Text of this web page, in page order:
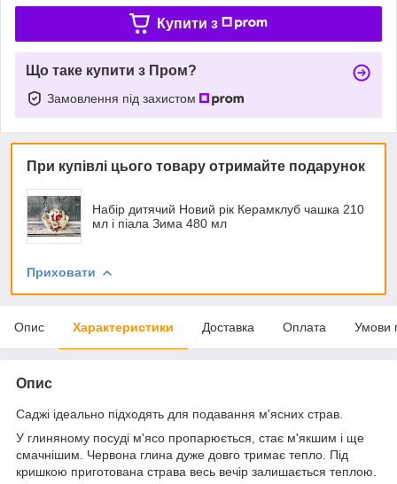
Купити з
Що таке купити з Пром?
Замовлення під захистом
При купівлі цього товару отримайте подарунок
Набір дитячий Новий рік Керамклуб чашка 210
мл і піала Зима 480 мл
Приховати
Опис Характеристики Доставка Оплата Умови
Опис
Саджі ідеально підходять для подавання м'ясних страв.
У глиняному посуді м'ясо пропарюється, стає м'якшим і ще
смачнішим. Червона глина дуже довго тримає тепло. Під
кришкою приготована страва весь вечір залишається теплою.